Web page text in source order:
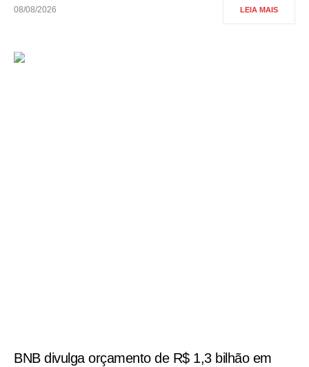
08/08/2026 LEIA MAIS
BNB divulga orçamento de R$ 1,3 bilhão em